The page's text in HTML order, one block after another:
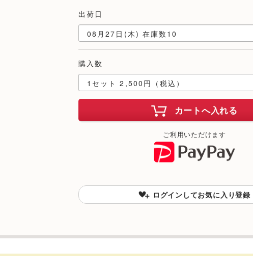
出荷日
購入数
カートへ入れる
ご利用いただけます
ログインしてお気に入り登録